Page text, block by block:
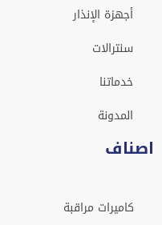
أجهزة الإنذار
سنترالات
خدماتنا
المدونة
اصناف
كاميرات مراقبة